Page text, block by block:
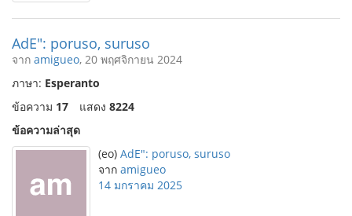
AdE": poruso, suruso
จาก amigueo, 20 พฤศจิกายน 2024
ภาษา: Esperanto
ข้อความ 17 แสดง 8224
ข้อความล่าสุด
(eo) AdE": poruso, suruso
จาก amigueo
14 มกราคม 2025